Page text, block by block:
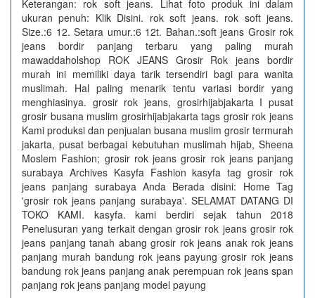
Keterangan: rok soft jeans. Lihat foto produk ini dalam
ukuran penuh: Klik Disini. rok soft jeans. rok soft jeans.
Size.:6 12. Setara umur.:6 12t. Bahan.:soft jeans Grosir rok
jeans bordir panjang terbaru yang paling murah
mawaddaholshop ROK JEANS Grosir Rok jeans bordir
murah ini memiliki daya tarik tersendiri bagi para wanita
muslimah. Hal paling menarik tentu variasi bordir yang
menghiasinya. grosir rok jeans, grosirhijabjakarta I pusat
grosir busana muslim grosirhijabjakarta tags grosir rok jeans
Kami produksi dan penjualan busana muslim grosir termurah
jakarta, pusat berbagai kebutuhan muslimah hijab, Sheena
Moslem Fashion; grosir rok jeans grosir rok jeans panjang
surabaya Archives Kasyfa Fashion kasyfa tag grosir rok
jeans panjang surabaya Anda Berada disini: Home Tag
'grosir rok jeans panjang surabaya'. SELAMAT DATANG DI
TOKO KAMI. kasyfa. kami berdiri sejak tahun 2018
Penelusuran yang terkait dengan grosir rok jeans grosir rok
jeans panjang tanah abang grosir rok jeans anak rok jeans
panjang murah bandung rok jeans payung grosir rok jeans
bandung rok jeans panjang anak perempuan rok jeans span
panjang rok jeans panjang model payung